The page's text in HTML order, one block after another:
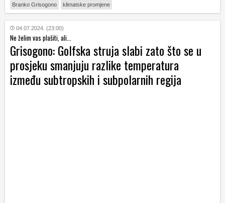
Branko Grisogono klimatske promjene
04.07.2024. (23:00)
Ne želim vas plašiti, ali...
Grisogono: Golfska struja slabi zato što se u
prosjeku smanjuju razlike temperatura
između subtropskih i subpolarnih regija